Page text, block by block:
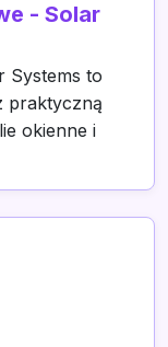
- Solar
Systems to
praktyczną
okienne i